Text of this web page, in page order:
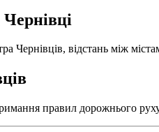
Чернівців, відстань між
правил дорожнього